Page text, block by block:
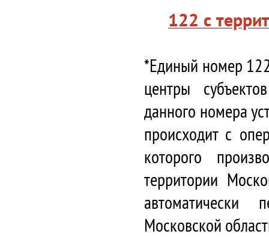
122 с
*Единый номер
центры
данного номера
происходит с
которого
территории
автоматически
Московской